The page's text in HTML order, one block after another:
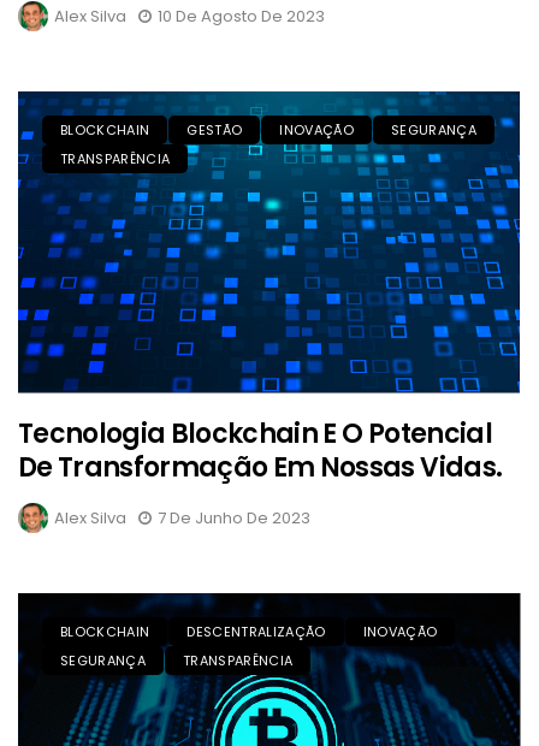
Alex Silva 10 De Agosto De 2023
BLOCKCHAIN GESTÃO INOVAÇÃO
SEGURANÇA
TRANSPARÊNCIA
Tecnologia Blockchain E O Potencial
De Transformação Em Nossas Vidas.
Alex Silva 7 De Junho De 2023
BLOCKCHAIN DESCENTRALIZAÇÃO
INOVAÇÃO
SEGURANÇA
TRANSPARÊNCIA